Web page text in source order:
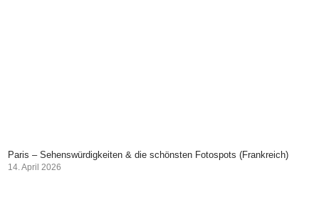
Paris – Sehenswürdigkeiten & die schönsten Fotospots (Frankreich)
14. April 2026